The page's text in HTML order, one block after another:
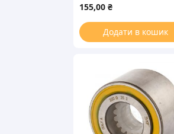
155,00 ₴
Додати в кошик